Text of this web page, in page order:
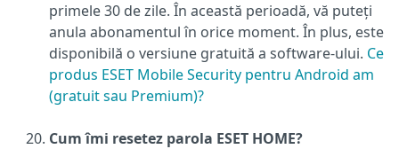
primele 30 de zile. În această perioadă, vă puteți
anula abonamentul în orice moment. În plus, este
disponibilă o versiune gratuită a software-ului. Ce
produs ESET Mobile Security pentru Android am
(gratuit sau Premium)?
Cum îmi resetez parola ESET HOME?